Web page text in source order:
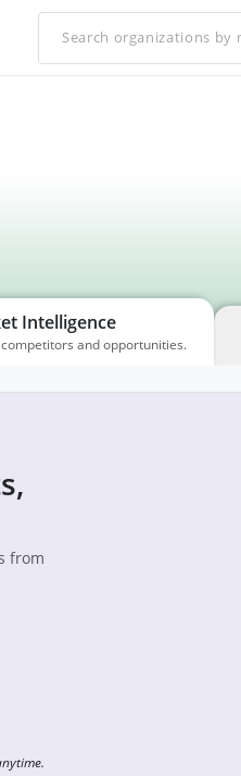
Intelligence
and opportunities.
from